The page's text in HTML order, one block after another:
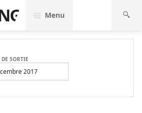
Menu
DE SORTIE
2017